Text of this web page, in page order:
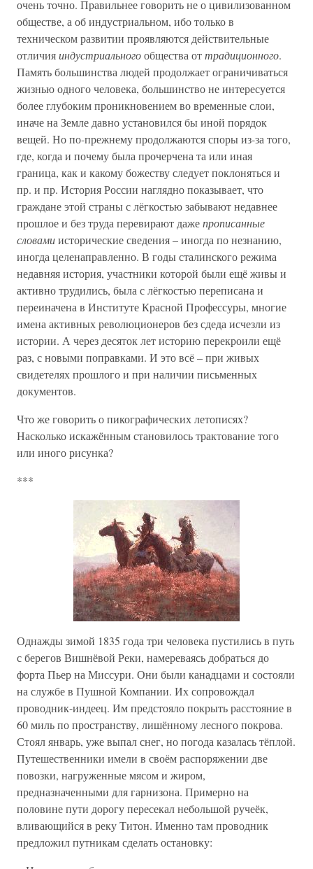
очень точно. Правильнее говорить не о цивилизованном
обществе, а об индустриальном, ибо только в
техническом развитии проявляются действительные
отличияиндустриальногообщества оттрадиционного.
Память большинства людей продолжает ограничиваться
жизнью одного человека, большинство не интересуется
более глубоким проникновением во временные слои,
иначе на Земле давно установился бы иной порядок
вещей. Но по-прежнему продолжаются споры из-за того,
где, когда и почему была прочерчена та или иная
граница, как и какому божеству следует поклоняться и
пр. и пр. История России наглядно показывает, что
граждане этой страны с лёгкостью забывают недавнее
прошлое и без труда перевирают дажепрописанные
словамиисторические сведения – иногда по незнанию,
иногда целенаправленно. В годы сталинского режима
недавняя история, участники которой были ещё живы и
активно трудились, была с лёгкостью переписана и
переиначена в Институте Красной Профессуры, многие
имена активных революционеров без сдеда исчезли из
истории. А через десяток лет историю перекроили ещё
раз, с новыми поправками. И это всё – при живых
свидетелях прошлого и при наличии письменных
документов.
Что же говорить о пикографических летописях?
Насколько искажённым становилось трактование того
или иного рисунка?
***
Однажды зимой 1835 года три человека пустились в путь
с берегов Вишнёвой Реки, намереваясь добраться до
форта Пьер на Миссури. Они были канадцами и состояли
на службе в Пушной Компании. Их сопровождал
проводник-индеец. Им предстояло покрыть расстояние в
60 миль по пространству, лишённому лесного покрова.
Стоял январь, уже выпал снег, но погода казалась тёплой.
Путешественники имели в своём распоряжении две
повозки, нагруженные мясом и жиром,
предназначенными для гарнизона. Примерно на
половине пути дорогу пересекал небольшой ручеёк,
вливающийся в реку Титон. Именно там проводник
предложил путникам сделать остановку: